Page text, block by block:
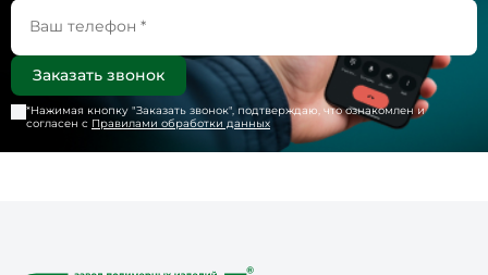
*Нажимая кнопку "Заказать звонок", подтверждаю, что ознакомлен и
согласен с Правилами обработки данных